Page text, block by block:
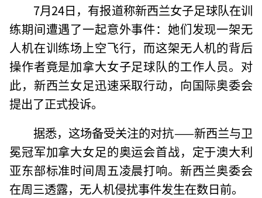
7月24日，有报道称新西兰女子足球队在训
练期间遭遇了一起意外事件：她们发现一架无
人机在训练场上空飞行，而这架无人机的背后
操作者竟是加拿大女子足球队的工作人员。对
此，新西兰女足迅速采取行动，向国际奥委会
提出了正式投诉。
据悉，这场备受关注的对抗——新西兰与卫
冕冠军加拿大女足的奥运会首战，定于澳大利
亚东部标准时间周五凌晨打响。新西兰奥委会
在周三透露，无人机侵扰事件发生在数日前。